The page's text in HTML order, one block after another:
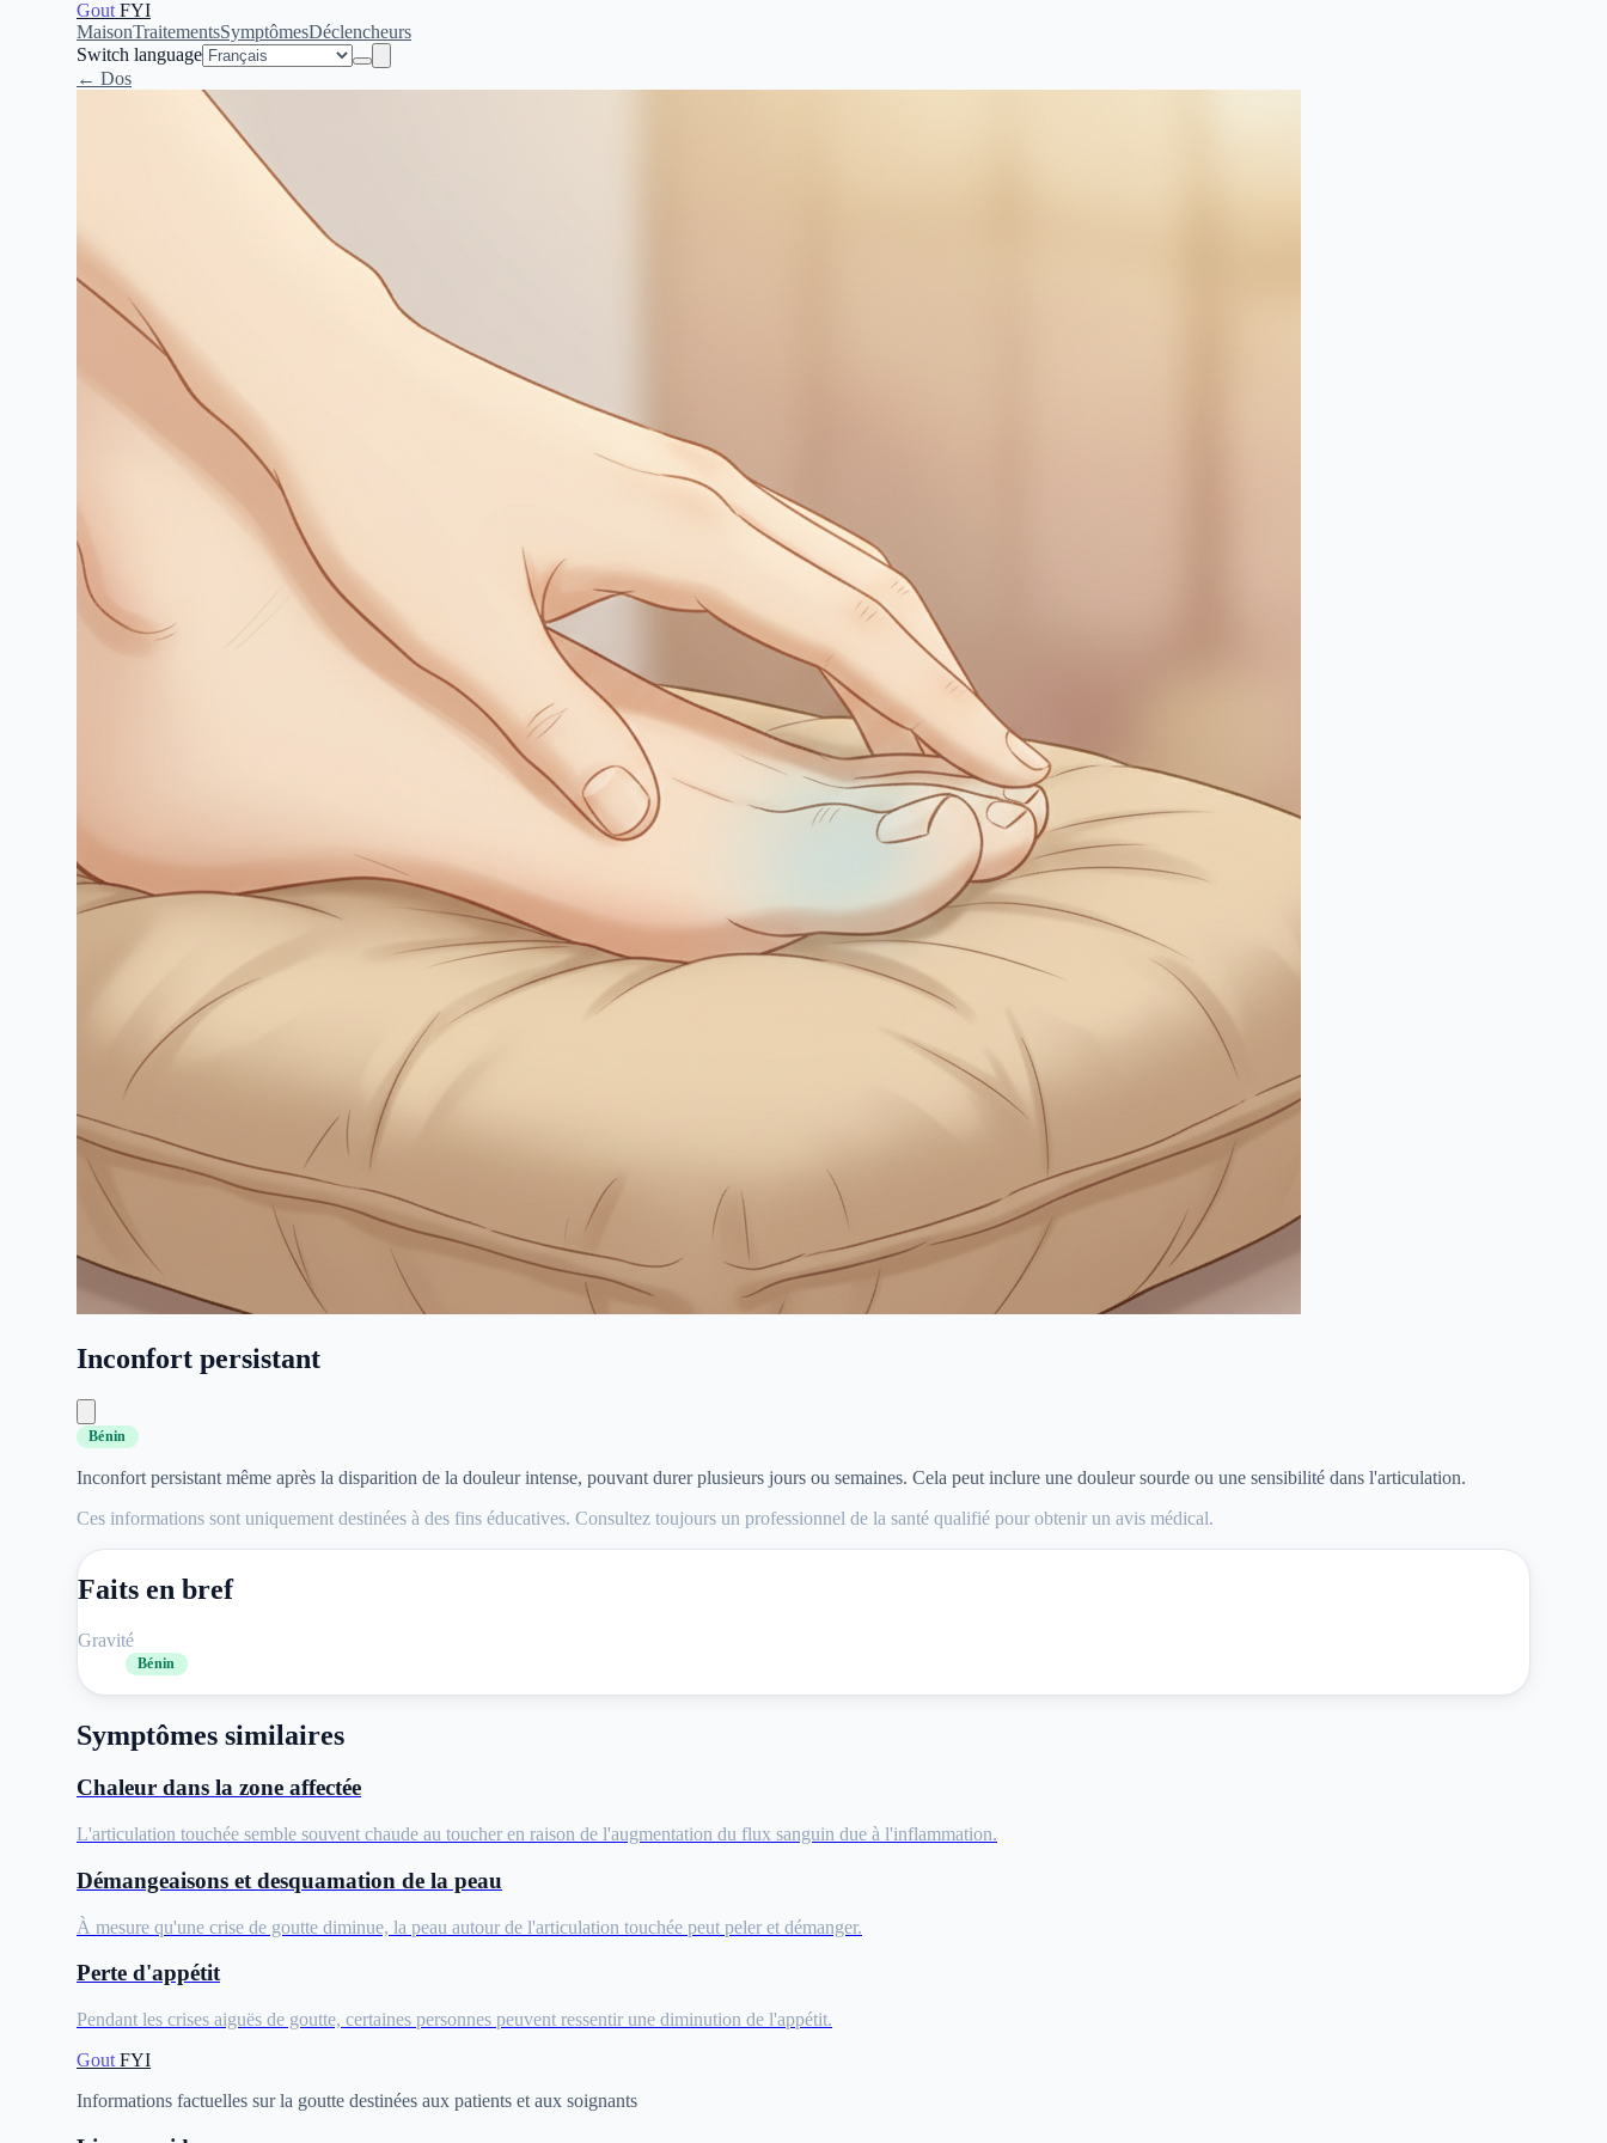
Gout FYI
MaisonTraitementsSymptômesDéclencheurs
Switch language
← Dos
Inconfort persistant
Bénin
Inconfort persistant même après la disparition de la douleur intense, pouvant durer plusieurs jours ou semaines. Cela peut inclure une douleur sourde ou une sensibilité dans l'articulation.
Ces informations sont uniquement destinées à des fins éducatives. Consultez toujours un professionnel de la santé qualifié pour obtenir un avis médical.
Faits en bref
Gravité
Bénin
Symptômes similaires
Chaleur dans la zone affectée
L'articulation touchée semble souvent chaude au toucher en raison de l'augmentation du flux sanguin due à l'inflammation.
Démangeaisons et desquamation de la peau
À mesure qu'une crise de goutte diminue, la peau autour de l'articulation touchée peut peler et démanger.
Perte d'appétit
Pendant les crises aiguës de goutte, certaines personnes peuvent ressentir une diminution de l'appétit.
Gout FYI
Informations factuelles sur la goutte destinées aux patients et aux soignants